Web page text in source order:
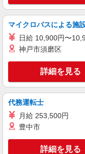
派遣社員
株式会社グロップ 綾部
機械
金30
談ください♪ ※残業
通り
増
の場
範囲
キープ
派遣社員
株式会社グロップ 綾部オ
マイクロバスによる施
日給 10,900円〜
神戸市須磨区
詳細を見る
代務運転士
月給 253,500円
豊中市
詳細を見る